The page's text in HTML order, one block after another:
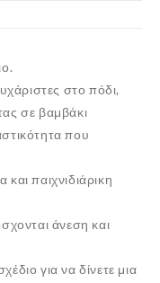
στο πόδι,
σε βαμβάκι
που
παιχνιδιάρικη
άνεση και
για να δίνετε μια